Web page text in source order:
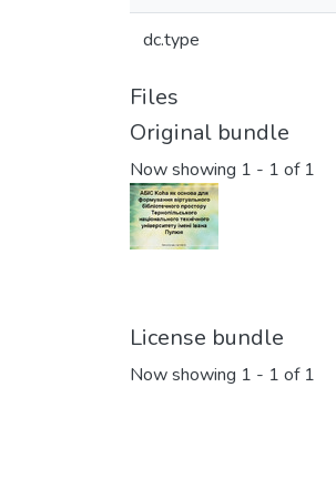
dc.type
Files
Original bundle
Now showing 1 - 1 of 1
License bundle
Now showing 1 - 1 of 1